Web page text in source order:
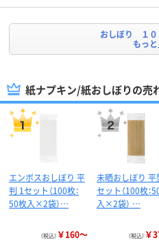
おしぼり １０
もっ
紙ナプキン/紙おしぼりの売
エンボスおしぼり 平
判 1セット（100枚：
50枚入×2袋）…
（税込） ￥160～
未晒おしぼり 平
セット（100枚：
入×2袋） …
（税込） ￥